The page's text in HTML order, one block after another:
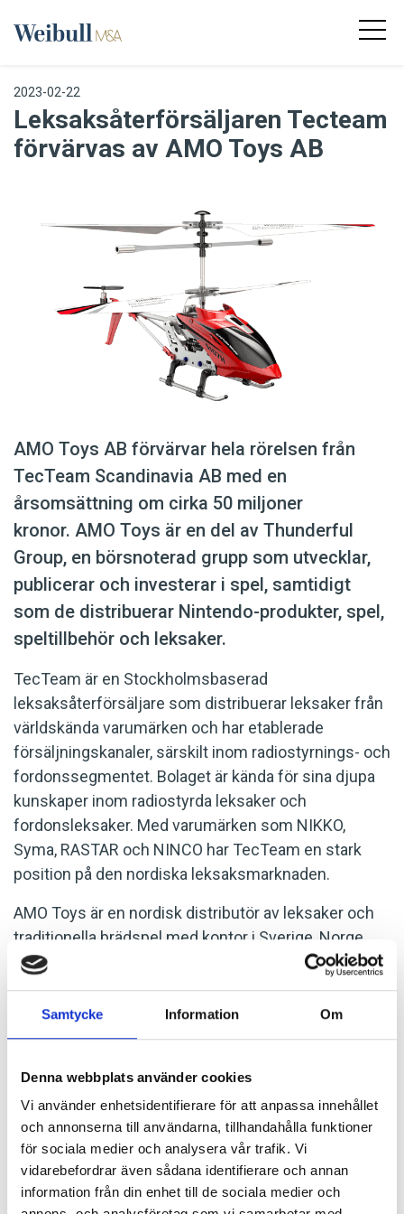
Samtycke Information Om
Denna webbplats använder cookies
Vi använder enhetsidentifierare för att anpassa innehållet
och annonserna till användarna, tillhandahålla funktioner
för sociala medier och analysera vår trafik. Vi
vidarebefordrar även sådana identifierare och annan
information från din enhet till de sociala medier och
2023-02-22
Leksaksåterförsäljaren Tecteam
förvärvas av AMO Toys AB
AMO Toys AB förvärvar hela rörelsen från
TecTeam Scandinavia AB med en
årsomsättning om cirka 50 miljoner
kronor. AMO Toys är en del av Thunderful
Group, en börsnoterad grupp som utvecklar,
publicerar och investerar i spel, samtidigt
som de distribuerar Nintendo-produkter, spel,
speltillbehör och leksaker.
TecTeam är en Stockholmsbaserad
leksaksåterförsäljare som distribuerar leksaker från
världskända varumärken och har etablerade
försäljningskanaler, särskilt inom radiostyrnings- och
fordonssegmentet. Bolaget är kända för sina djupa
kunskaper inom radiostyrda leksaker och
fordonsleksaker. Med varumärken som NIKKO,
Syma, RASTAR och NINCO har TecTeam en stark
position på den nordiska leksaksmarknaden.
AMO Toys är en nordisk distributör av leksaker och
traditionella brädspel med kontor i Sverige, Norge,
Danmark, Finland och Hong Kong. Företaget
distribuerar ett antal leksaksprodukter och
varumärken, såsom Squishmallows, L.O.L, Surprise
och Baby Born. AMO Toys är en del av Thunderful
och investerar i spel, samtidigt som de distribuerar
Nintendo-produkter, spel, speltillbehör och leksaker.
Thunderful Group är noterat på Nasdaq First North
Premier.
Förvärvet av TecTeam kommer att stärka AMO Toys